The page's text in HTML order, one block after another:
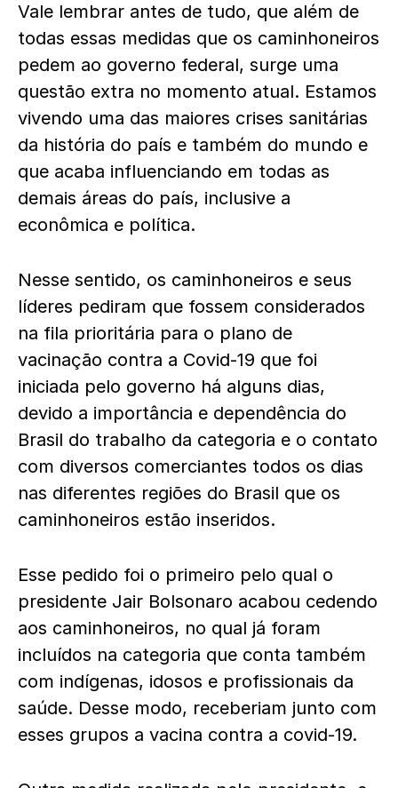
Vale lembrar antes de tudo, que além de
todas essas medidas que os caminhoneiros
pedem ao governo federal, surge uma
questão extra no momento atual. Estamos
vivendo uma das maiores crises sanitárias
da história do país e também do mundo e
que acaba influenciando em todas as
demais áreas do país, inclusive a
econômica e política.
Nesse sentido, os caminhoneiros e seus
líderes pediram que fossem considerados
na fila prioritária para o plano de
vacinação contra a Covid-19 que foi
iniciada pelo governo há alguns dias,
devido a importância e dependência do
Brasil do trabalho da categoria e o contato
com diversos comerciantes todos os dias
nas diferentes regiões do Brasil que os
caminhoneiros estão inseridos.
Esse pedido foi o primeiro pelo qual o
presidente Jair Bolsonaro acabou cedendo
aos caminhoneiros, no qual já foram
incluídos na categoria que conta também
com indígenas, idosos e profissionais da
saúde. Desse modo, receberiam junto com
esses grupos a vacina contra a covid-19.